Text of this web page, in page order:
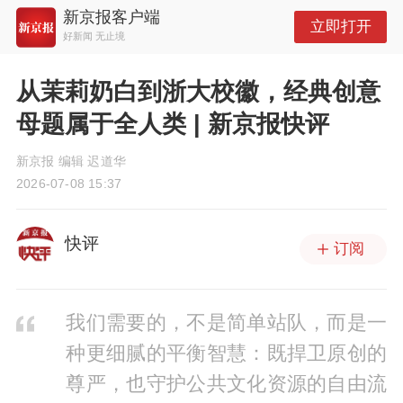
新京报客户端
好新闻 无止境
立即打开
从茉莉奶白到浙大校徽，经典创意
母题属于全人类 | 新京报快评
新京报 编辑 迟道华
2026-07-08 15:37
快评 订阅
我们需要的，不是简单站队，而是一
种更细腻的平衡智慧：既捍卫原创的
尊严，也守护公共文化资源的自由流